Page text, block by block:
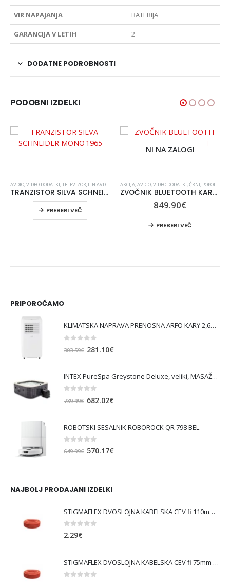
VIR NAPAJANJA BATERIJA
GARANCIJA V LETIH 2
DODATNE PODROBNOSTI
PODOBNI IZDELKI
AVDIO, VIDEO DODATKI,TELEVIZORJI IN AVDIO
TRANZISTOR SILVA SCHNEIDER MONO 1965
PREBERI VEČ
NI NA ZALOGI
AKCIJA,AVDIO, VIDEO DODATKI,ČRNI, POPOLNA PRESENEČENJA
ZVOČNIK BLUETOOTH KARAOKE JBL ZVOČNI PARTYBOX 710 ČRN
849.90€
PREBERI VEČ
PRIPOROČAMO
KLIMATSKA NAPRAVA PRENOSNA ARFO KARY 2,6KW
303.59€ Izvirna
303.59€.
281.10€
281.10€.
INTEX PureSpa Greystone Deluxe, veliki, MASAŽNI BAZEN SQUARE ZA 6 OSEB
739.99€ Izvirna
739.99€.
682.02€
ROBOTSKI SESALNIK ROBOROCK QR 798 BEL
out of 5
649.99€ Izvirna
649.99€.
570.17€
NAJBOLJ PRODAJANI IZDELKI
STIGMAFLEX DVOSLOJNA KABELSKA CEV fi 110mm , kolut 50 m, cena za tekoči meter
0 out of 5
2.29€
STIGMAFLEX DVOSLOJNA KABELSKA CEV fi 75mm , kolut 50 m, cena za tekoči meter